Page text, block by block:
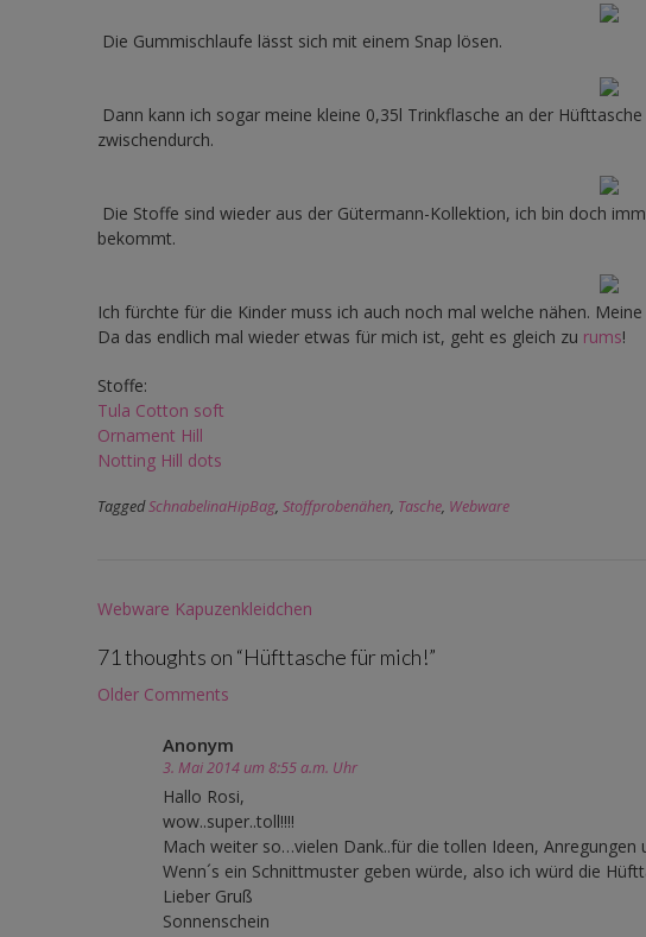
Die Gummischlaufe lässt sich mit einem Snap lösen.
Dann kann ich sogar meine kleine 0,35l Trinkflasche an der
zwischendurch.
Die Stoffe sind wieder aus der Gütermann-Kollektion, ich bin doch
bekommt.
Ich fürchte für die Kinder muss ich auch noch mal welche nähen.
Da das endlich mal wieder etwas für mich ist, geht es gleich zu rums!
Stoffe:
Tula Cotton soft
Ornament Hill
Notting Hill dots
TaggedSchnabelinaHipBag, Stoffprobenähen, Tasche, Webware
Post
Webware Kapuzenkleidchen
71 thoughts on “Hüfttasche für mich!”
Comment
navigation
Older Comments
Anonym
3. Mai 2014 um 8:55 a.m. Uhr
Hallo Rosi,
wow..super..toll!!!!
Mach weiter so…vielen Dank..für die tollen Ideen, Anregungen
Wenn´s ein Schnittmuster geben würde, also ich würd die
Lieber Gruß
Sonnenschein